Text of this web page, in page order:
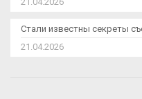
Стали известны секреты
21.04.2026